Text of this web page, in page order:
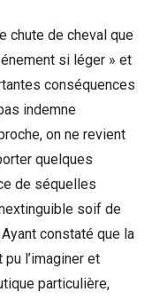
chute de cheval que
si léger » et
conséquences
indemne
on ne revient
quelques
de séquelles
soif de
constaté que la
l’imaginer et
particulière,